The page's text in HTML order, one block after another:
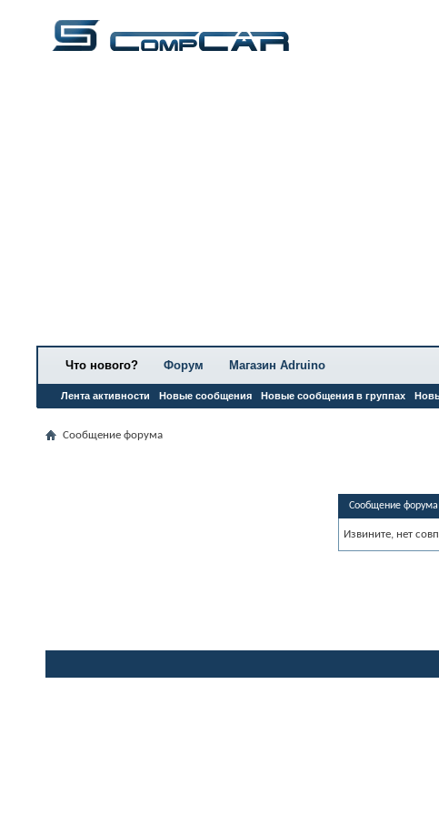
Что нового?
Лента активности Новые сообщения Новые сообщения в группах
Форум Магазин Adruino
Сообщение форума
Сообщение форума
Извините, нет